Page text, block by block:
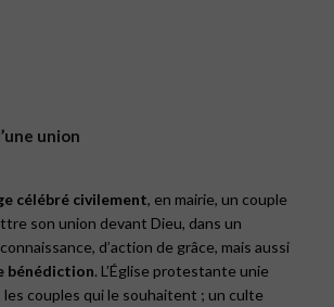
union
célébré civilement, en mairie, un couple
son union devant Dieu, dans un
d’action de grâce, mais aussi
bénédiction. L’Église protestante unie
couples qui le souhaitent ; un culte